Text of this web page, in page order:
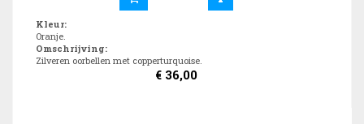
Kleur:
Oranje.
Omschrijving:
Zilveren oorbellen met copperturquoise.
€ 36,00